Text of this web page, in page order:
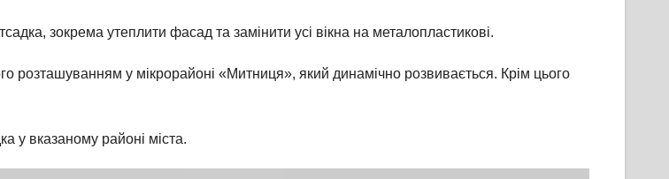
зокрема утеплити фасад та замінити усі вікна на металопластикові.
у мікрорайоні «Митниця», який динамічно розвивається. Крім цього
у вказаному районі міста.